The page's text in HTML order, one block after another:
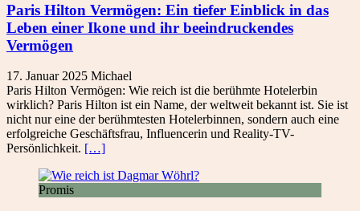
Paris Hilton Vermögen: Ein tiefer Einblick in das
Leben einer Ikone und ihr beeindruckendes
Vermögen
17. Januar 2025 Michael
Paris Hilton Vermögen: Wie reich ist die berühmte Hotelerbin
wirklich? Paris Hilton ist ein Name, der weltweit bekannt ist. Sie ist
nicht nur eine der berühmtesten Hotelerbinnen, sondern auch eine
erfolgreiche Geschäftsfrau, Influencerin und Reality-TV-
Persönlichkeit. […]
Promis